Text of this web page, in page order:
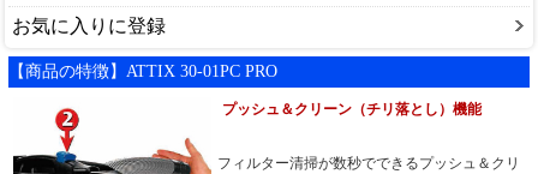
お気に入りに登録
【商品の特徴】ATTIX 30-01PC PRO
プッシュ＆クリーン（チリ落とし）機能
フィルター清掃が数秒でできるプッシュ＆クリ